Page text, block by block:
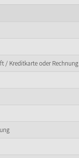
/ Kreditkarte oder Rechnung